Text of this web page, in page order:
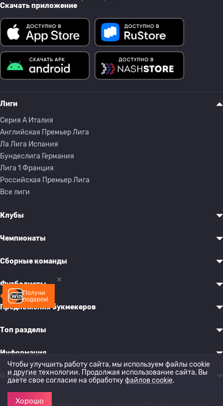
Получи
подарок!
Скачать приложение
Лиги
Серия A Италия
Английская Премьер Лига
Ла Лига Испания
Бундеслига Германия
Лига 1 Франция
Российская Премьер Лига
Все лиги
Клубы
Чемпионаты
Сборные команды
Футболисты
Предложения букмекеров
Топ разделы
Информация
О компании
© 2022-2026 Рейтинг букмекерских контор. Все права защищены.
Чтобы улучшить работу сайта, мы используем файлы cookie
и другие технологии. Продолжая использование сайта, Вы
даете свое согласие на обработкуфайлов cookie.
Хорошо